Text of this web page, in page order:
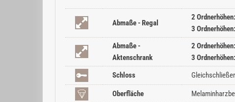
Abmaße - Regal
2 Ordnerhöhen:
3 Ordnerhöhen:
Abmaße -
Aktenschrank
2 Ordnerhöhen:
3 Ordnerhöhen:
Schloss
Oberfläche